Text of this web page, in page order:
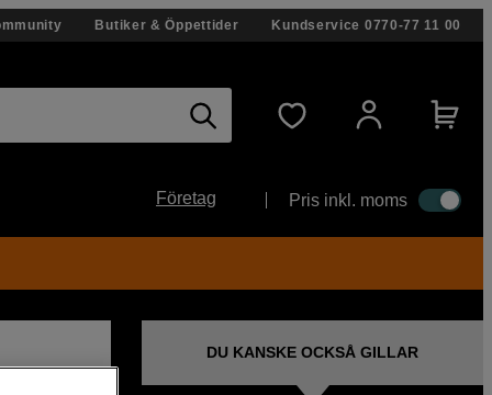
Butiker & Öppettider Kundservice 0770-77 11 00
Företag Pris inkl. moms
DU KANSKE OCKSÅ GILLAR